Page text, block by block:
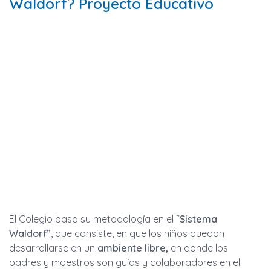
Waldorf? Proyecto Educativo
El Colegio basa su metodología en el “Sistema
Waldorf”, que consiste, en que los niños puedan
desarrollarse en un ambiente libre, en donde los
padres y maestros son guías y colaboradores en el